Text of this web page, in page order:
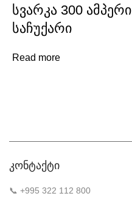
სვარკა 300
საჩუქარი
Read more
კონტაქტი
📞 +995 322 112 800